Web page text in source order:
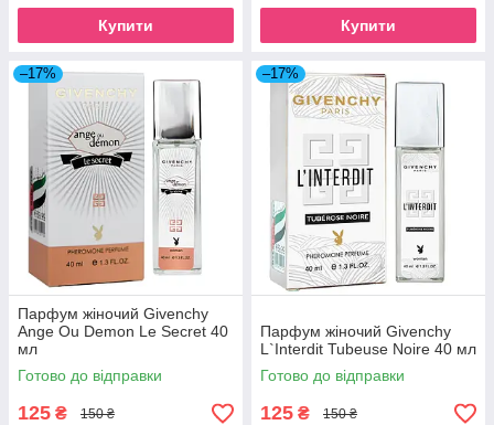
Купити Купити
–17%
Парфум жіночий Givenchy
Ange Ou Demon Le Secret 40
мл
Готово до відправки
125 ₴ 150 ₴
–17%
Парфум жіночий Givenchy
L`Interdit Tubeuse Noire 40 мл
Готово до відправки
125 ₴ 150 ₴